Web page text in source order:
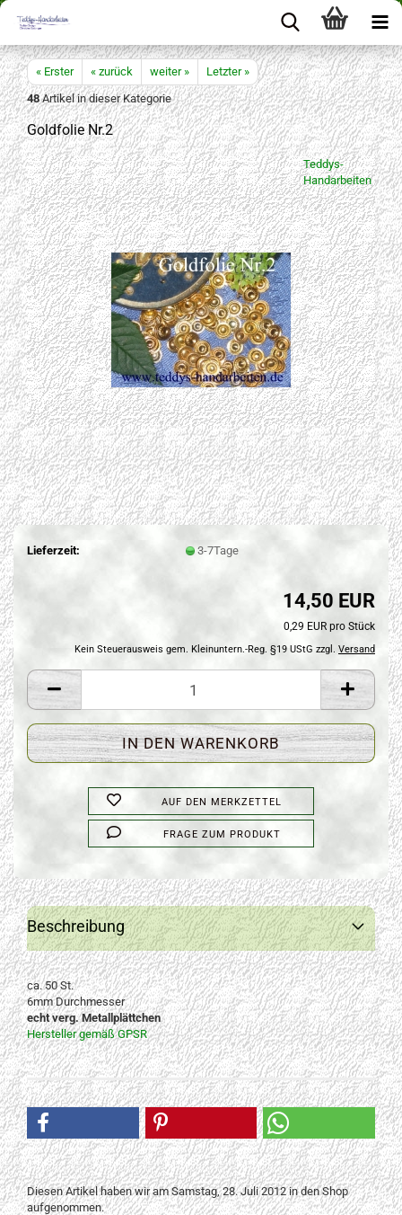
« Erster « zurück weiter »
Letzter »
48Artikel in dieser Kategorie
Goldfolie Nr.2
Teddys-
Handarbeiten
Lieferzeit: 3-7Tage
14,50 EUR
0,29 EUR pro Stück
Kein Steuerausweis gem. Kleinuntern.-Reg. §19 UStG zzgl. Versand
AUF DEN MERKZETTEL
FRAGE ZUM PRODUKT
Beschreibung
ca. 50 St.
6mm Durchmesser
echt verg. Metallplättchen
Hersteller gemäß GPSR
Diesen Artikel haben wir am Samstag, 28. Juli 2012 in den Shop
aufgenommen.